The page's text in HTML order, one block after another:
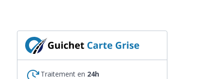
Traitement en 24h